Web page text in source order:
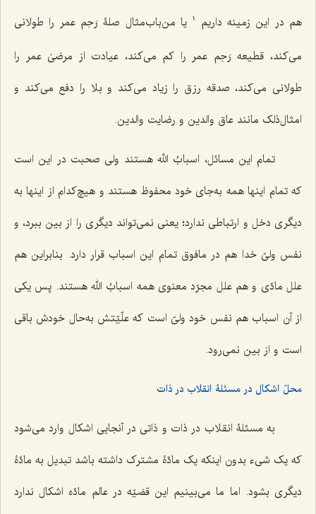
هم در این زمینه داریم
1
یا من‌باب‌مثال صلۀ رَحِم عمر را طولانی
می‌کند، قطیعه رَحِم عمر را کم می‌کند، عیادت از مرضیٰ عمر را
طولانی می‌کند، صدقه رزق را زیاد می‌کند و بلا را دفع می‌کند و
امثال‌ذلک مانند عاق والدین و رضایت والدین.
تمام این مسائل، اسبابُ الله هستند ولی صحبت در این است
که تمام اینها همه به‌جای خود محفوظ هستند و هیچ‌کدام از اینها به
دیگری دخل و ارتباطی ندارد؛ یعنی نمی‌تواند دیگری را از بین ببرد، و
نفس ولیّ خدا هم در مافوق تمام این اسباب قرار دارد. بنابراین هم
علل مادّی و هم علل مجرّد معنوی همه اسبابُ الله هستند. پس یکی
از آن اسباب هم نفس خود ولیّ است که علّیّتش به‌حال خودش باقی
است و از بین نمی‌رود.
محلّ اشکال در مسئلۀ انقلاب در ذات
به مسئلۀ انقلاب در ذات و ذاتی در آنجایی اشکال وارد می‌شود
که یک شیء بدون اینکه یک مادّۀ مشترک داشته باشد تبدیل به مادّۀ
دیگری بشود. اما ما می‌بینیم این قضیّه در عالم مادّه اشکال ندارد